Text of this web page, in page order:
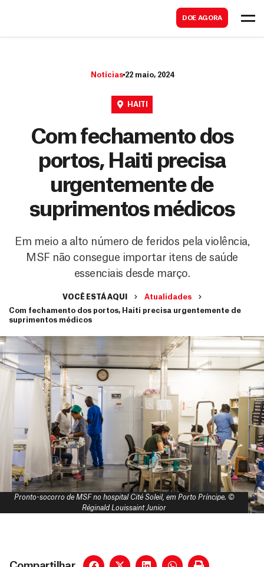
DOE AGORA
r
Notícias 22 maio, 2024
HAITI
Com fechamento dos
portos, Haiti precisa
urgentemente de
suprimentos médicos
Em meio a alto número de feridos pela violência,
MSF não consegue importar itens de saúde
essenciais desde março.
VOCÊ ESTÁ AQUI
Atualidades
Com fechamento dos portos, Haiti precisa urgentemente de
suprimentos médicos
Pronto-socorro de MSF no hospital Cité Soleil, em Porto Príncipe. ©
Réginald Louissaint Junior
a
r